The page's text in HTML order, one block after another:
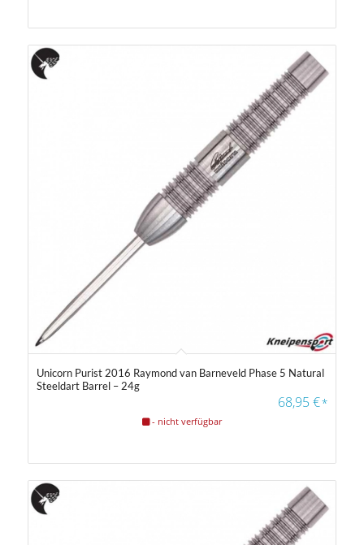
Unicorn Purist 2016 Raymond van Barneveld Phase 5 Natural
Steeldart Barrel – 24g
68,95€*
- nicht verfügbar